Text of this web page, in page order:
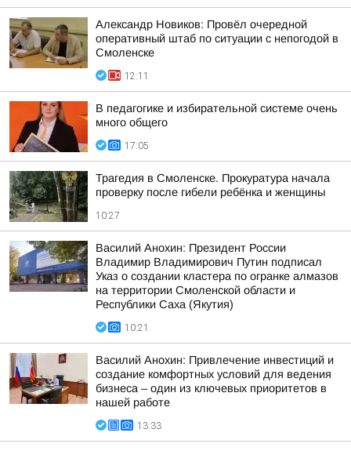
Александр Новиков: Провёл очередной
оперативный штаб по ситуации с непогодой в
Смоленске
12:11
В педагогике и избирательной системе очень
много общего
17:05
Трагедия в Смоленске. Прокуратура начала
проверку после гибели ребёнка и женщины
10:27
Василий Анохин: Президент России
Владимир Владимирович Путин подписал
Указ о создании кластера по огранке алмазов
на территории Смоленской области и
Республики Саха (Якутия)
10:21
Василий Анохин: Привлечение инвестиций и
создание комфортных условий для ведения
бизнеса – один из ключевых приоритетов в
нашей работе
13:33